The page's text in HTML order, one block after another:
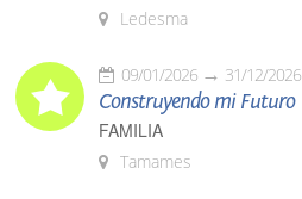
Ledesma
09/01/2026 31/12/2026
Construyendo mi Futuro
FAMILIA
Tamames